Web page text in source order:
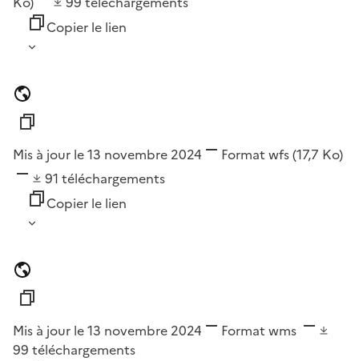
Copier le lien
Mis à jour le 13 novembre 2024 Format wfs(17,7 Ko)
91 téléchargements
Copier le lien
Mis à jour le 13 novembre 2024 Format wms
99 téléchargements